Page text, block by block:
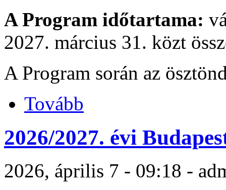
A Program időtartama:
2027. március 31. közt
A Program során az
Tovább
2026/2027. évi
2026, április 7 - 09:18 -